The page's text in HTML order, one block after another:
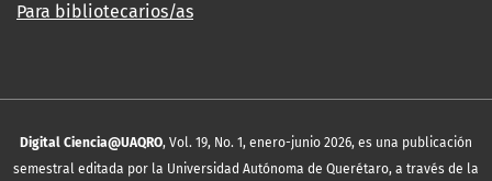
Para bibliotecarios/as
Digital Ciencia@UAQRO, Vol. 19, No. 1, enero-junio 2026, es una publicación
semestral editada por la Universidad Autónoma de Querétaro, a través de la